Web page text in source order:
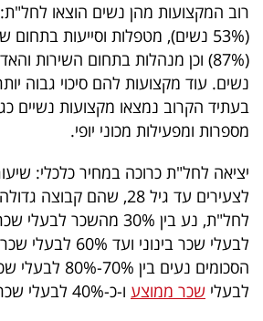
המילון
הכלכלי
פודקאסט
40
40
שיתופי
פעולה
רוב המקצועות מהן נשים הוצאו לחל"ת:
(53% נשים), מטפלות וסייעות בתחום
נשים. עוד מקצועות להם סיכוי גבוה
בעתיד הקרוב נמצאו מקצועות נשיים
מספרות ומפעילות מכוני יופי.
יציאה לחל"ת כרוכה במחיר כלכלי:
לצעירים עד גיל 28, שהם
לבעלי שכר ממוצע ו-כ-40% לבעלי שכר גבוה.